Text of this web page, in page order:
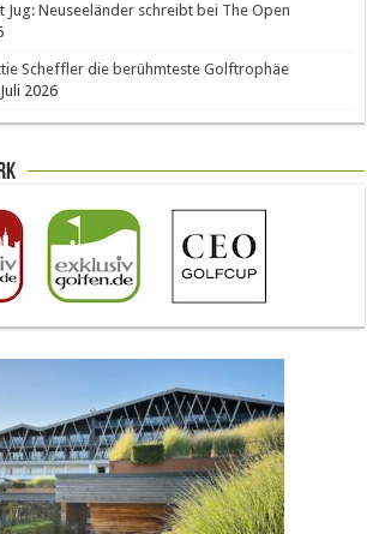
Jug: Neuseeländer schreibt bei The Open
Scheffler die berühmteste Golftrophäe
2026